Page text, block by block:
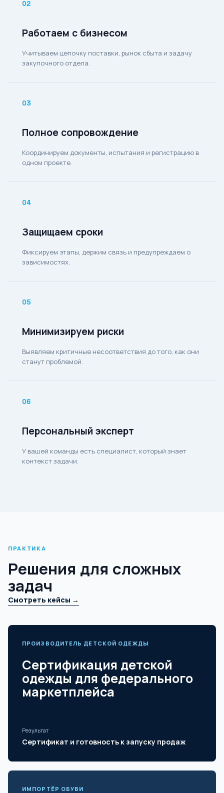
02
Работаем с бизнесом
Учитываем цепочку поставки, рынок сбыта и задачу
закупочного отдела.
03
Полное сопровождение
Координируем документы, испытания и регистрацию в
одном проекте.
04
Защищаем сроки
Фиксируем этапы, держим связь и предупреждаем о
зависимостях.
05
Минимизируем риски
Выявляем критичные несоответствия до того, как они
станут проблемой.
06
Персональный эксперт
У вашей команды есть специалист, который знает
контекст задачи.
ПРАКТИКА
Решения для сложных
задач
Смотреть кейсы →
ПРОИЗВОДИТЕЛЬ ДЕТСКОЙ ОДЕЖДЫ
Сертификация детской
одежды для федерального
маркетплейса
Результат
Сертификат и готовность к запуску продаж
ИМПОРТЁР ОБУВИ